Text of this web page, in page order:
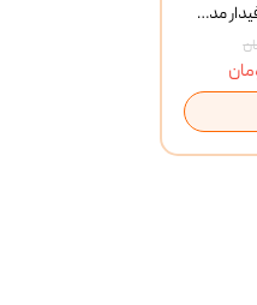
غذای خشک گربه فیدار مدل Adult وزن 10 کیلوگرم